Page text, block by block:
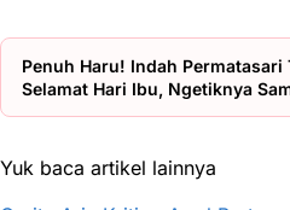
Penuh Haru! Indah Permatasari
Selamat Hari Ibu, Ngetiknya
Yuk baca artikel lainnya